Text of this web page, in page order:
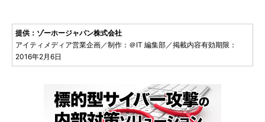
提供：ゾーホージャパン株式会社
アイティメディア営業企画／制作：＠IT 編集部／掲載内容有効期限：
2016年2月6日